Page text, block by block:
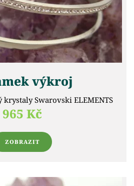
výkroj
Swarovski ELEMENTS
965 Kč
ZOBRAZIT